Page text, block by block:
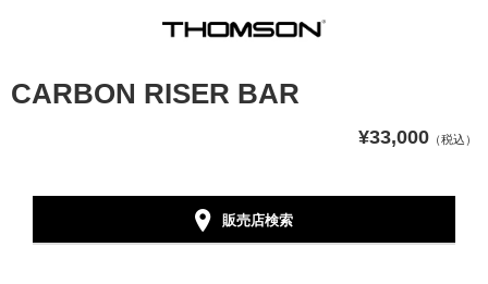
CARBON RISER BAR
¥33,000 （税込）
販売店検索